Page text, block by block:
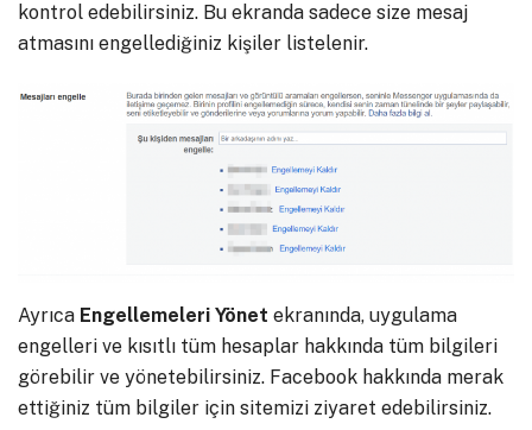
kontrol edebilirsiniz. Bu ekranda sadece size mesaj
atmasını engellediğiniz kişiler listelenir.
Ayrıca Engellemeleri Yönet ekranında, uygulama
engelleri ve kısıtlı tüm hesaplar hakkında tüm bilgileri
görebilir ve yönetebilirsiniz. Facebook hakkında merak
ettiğiniz tüm bilgiler için sitemizi ziyaret edebilirsiniz.